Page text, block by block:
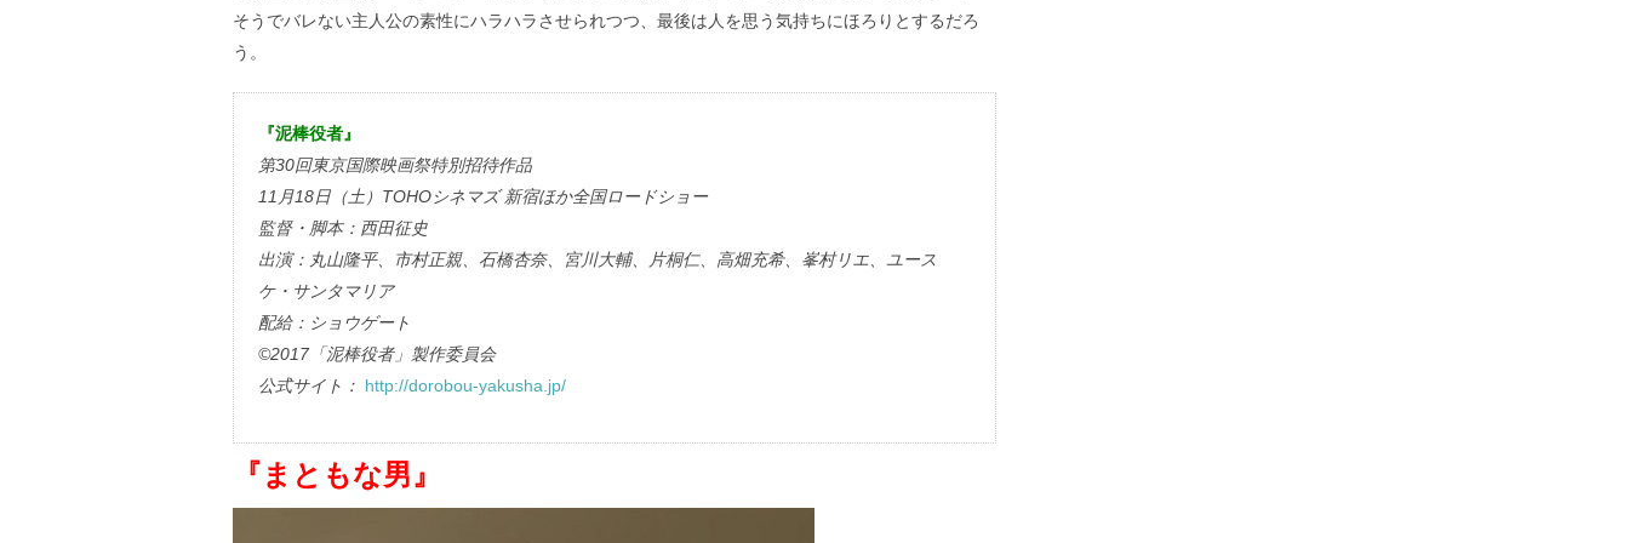
そうでバレない主人公の素性にハラハラさせられつつ、最後は人を思う気持ちにほろりとするだろ
う。
『泥棒役者』
第30回東京国際映画祭特別招待作品
11月18日（土）TOHOシネマズ 新宿ほか全国ロードショー
監督・脚本：西田征史
出演：丸山隆平、市村正親、石橋杏奈、宮川大輔、片桐仁、高畑充希、峯村リエ、ユース
ケ・サンタマリア
配給：ショウゲート
©2017「泥棒役者」製作委員会
公式サイト： http://dorobou-yakusha.jp/
『まともな男』